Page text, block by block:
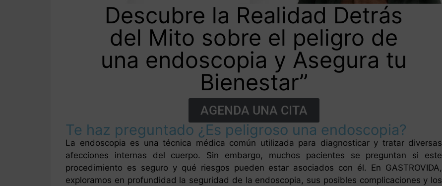
Descubre la Realidad Detrás
del Mito sobre el peligro de
una endoscopia y Asegura tu
Bienestar”
AGENDA UNA CITA
Te haz preguntado ¿Es peligroso una endoscopia?
La endoscopia es una técnica médica común utilizada para diagnosticar y tratar diversas
afecciones internas del cuerpo. Sin embargo, muchos pacientes se preguntan si este
procedimiento es seguro y qué riesgos pueden estar asociados con él. En GASTROVIDA,
exploramos en profundidad la seguridad de la endoscopia, sus posibles complicaciones y los